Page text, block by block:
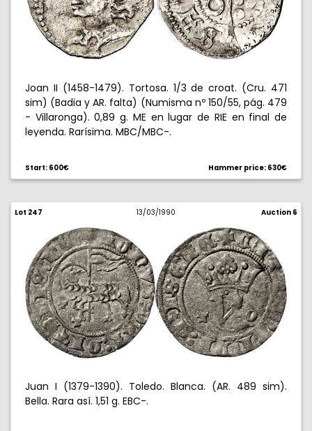
Joan II (1458-1479). Tortosa. 1/3 de croat. (Cru. 471
sim) (Badia y AR. falta) (Numisma nº 150/55, pág. 479
- Villaronga). 0,89 g. ME en lugar de RIE en final de
leyenda. Rarísima. MBC/MBC-.
Start: 600€ Hammer price: 630€
Lot 247 13/03/1990 Auction 6
Juan I (1379-1390). Toledo. Blanca. (AR. 489 sim).
Bella. Rara así. 1,51 g. EBC-.